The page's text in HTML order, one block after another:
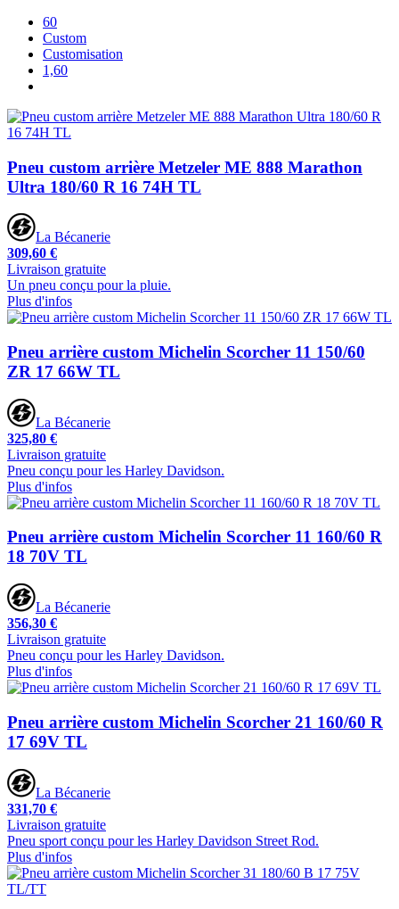
60
Custom
Customisation
1,60
Pneu custom arrière Metzeler ME 888 Marathon
Ultra 180/60 R 16 74H TL
La Bécanerie
309,60 €
Livraison gratuite
Un pneu conçu pour la pluie.
Plus d'infos
Pneu arrière custom Michelin Scorcher 11 150/60
ZR 17 66W TL
La Bécanerie
325,80 €
Livraison gratuite
Pneu conçu pour les Harley Davidson.
Plus d'infos
Pneu arrière custom Michelin Scorcher 11 160/60 R
18 70V TL
La Bécanerie
356,30 €
Livraison gratuite
Pneu conçu pour les Harley Davidson.
Plus d'infos
Pneu arrière custom Michelin Scorcher 21 160/60 R
17 69V TL
La Bécanerie
331,70 €
Livraison gratuite
Pneu sport conçu pour les Harley Davidson Street Rod.
Plus d'infos